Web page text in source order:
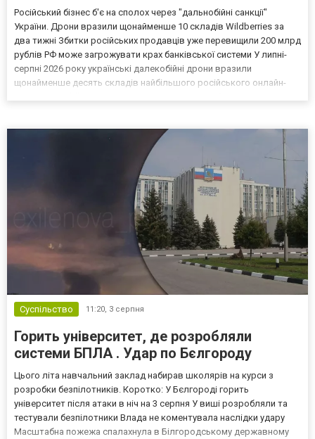
Російський бізнес б'є на сполох через "дальнобійні санкції"
України. Дрони вразили щонайменше 10 складів Wildberries за
два тижні Збитки російських продавців уже перевищили 200 млрд
рублів РФ може загрожувати крах банківської системи У липні-
серпні 2026 року українські далекобійні дрони вразили
щонайменше десять складів найбільшого російського онлайн-
Суспільство 11:20, 3 серпня
Горить університет, де розробляли
системи БПЛА . Удар по Бєлгороду
Цього літа навчальний заклад набирав школярів на курси з
розробки безпілотників. Коротко: У Бєлгороді горить
університет після атаки в ніч на 3 серпня У виші розробляли та
тестували безпілотники Влада не коментувала наслідки удару
Масштабна пожежа спалахнула в Білгородському державному